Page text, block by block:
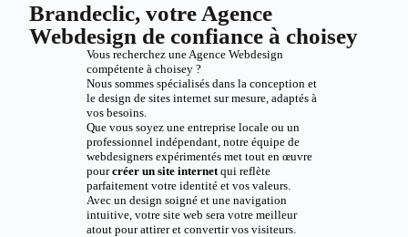
Brandeclic, votre Agence
Webdesign de confiance à choisey
Vous recherchez une Agence Webdesign
compétente à choisey ?
Nous sommes spécialisés dans la conception et
le design de sites internet sur mesure, adaptés à
vos besoins.
Que vous soyez une entreprise locale ou un
professionnel indépendant, notre équipe de
webdesigners expérimentés met tout en œuvre
pourcréer un site internetqui reflète
parfaitement votre identité et vos valeurs.
Avec un design soigné et une navigation
intuitive, votre site web sera votre meilleur
atout pour attirer et convertir vos visiteurs.